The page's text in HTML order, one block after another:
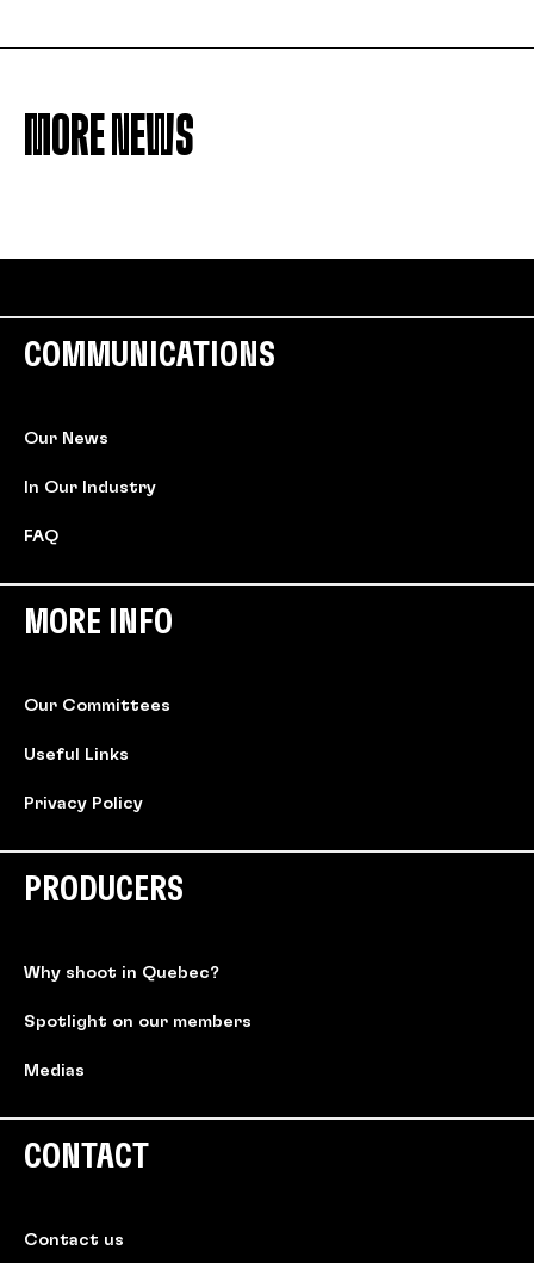
MORE NEWS
COMMUNICATIONS
Our News
In Our Industry
FAQ
MORE INFO
Our Committees
Useful Links
Privacy Policy
PRODUCERS
Why shoot in Quebec?
Spotlight on our members
Medias
CONTACT
Contact us